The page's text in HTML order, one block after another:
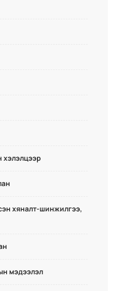
хэлэлцээр
хяналт-шинжилгээ,
мэдээлэл